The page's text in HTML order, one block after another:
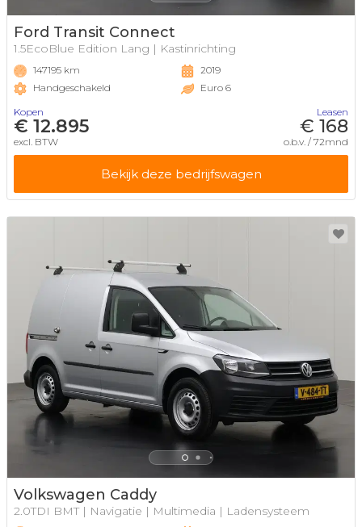
Ford Transit Connect
1.5EcoBlue Edition Lang | Kastinrichting
147195 km
Handgeschakeld
2019
Euro 6
Kopen
€ 12.895
excl. BTW
Leasen
€ 168
o.b.v. / 72mnd
Bekijk deze bedrijfswagen
Volkswagen Caddy
2.0TDI BMT | Navigatie | Multimedia | Ladensysteem